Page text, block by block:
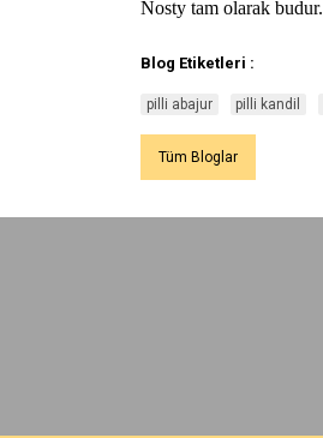
Nosty tam olarak budur.
Blog Etiketleri :
pilli abajur pilli kandil
Tüm Bloglar